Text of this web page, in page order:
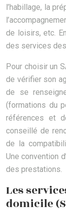
l’habillage, la
de loisirs, etc.
des services des
Pour choisir un
de vérifier son
de se
(formations du
références et
conseillé de
de la
Une convention
des prestations.
Les
domicile